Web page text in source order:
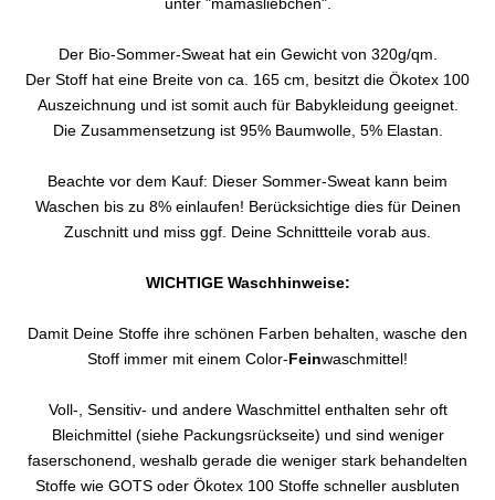
unter "mamasliebchen".
Der Bio-Sommer-Sweat hat ein Gewicht von 320g/qm.
Der Stoff hat eine Breite von ca. 165 cm, besitzt die Ökotex 100
Auszeichnung und ist somit auch für Babykleidung geeignet.
Die Zusammensetzung ist 95% Baumwolle, 5% Elastan.
Beachte vor dem Kauf: Dieser Sommer-Sweat kann beim
Waschen bis zu 8% einlaufen! Berücksichtige dies für Deinen
Zuschnitt und miss ggf. Deine Schnittteile vorab aus.
WICHTIGE Waschhinweise:
Damit Deine Stoffe ihre schönen Farben behalten, wasche den
Stoff immer mit einem Color-Feinwaschmittel!
Voll-, Sensitiv- und andere Waschmittel enthalten sehr oft
Bleichmittel (siehe Packungsrückseite) und sind weniger
faserschonend, weshalb gerade die weniger stark behandelten
Stoffe wie GOTS oder Ökotex 100 Stoffe schneller ausbluten